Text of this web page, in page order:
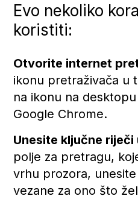
Evo nekoliko
koristiti:
Otvorite internet
ikonu pretraživača u
na ikonu na
Google Chrome.
Unesite ključne
polje za pretragu,
vrhu prozora,
vezane za ono što